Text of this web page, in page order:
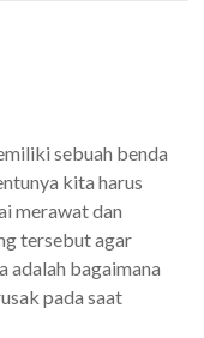
sebuah benda
kita harus
merawat dan
tersebut agar
adalah bagaimana
pada saat